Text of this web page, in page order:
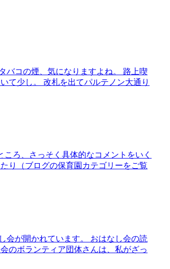
バコの煙、気になりますよね。 路上喫
て少し。 改札を出てパルテノン大通り
ろ、さっそく具体的なコメントをいく
り（ブログの保育園カテゴリーをご覧
会が開かれています。 おはなし会の読
のボランティア団体さんは、私がざっ